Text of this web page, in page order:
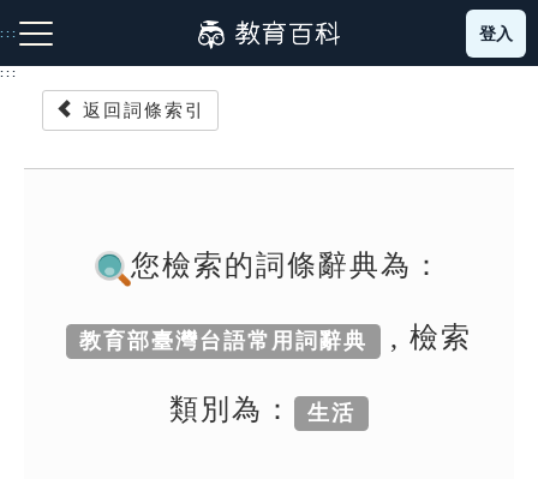
到
主
::: 登入
:::
返回詞條索引
您檢索的詞條辭典為：
教育部臺灣台語常用詞辭典 , 檢索
類別為： 生活